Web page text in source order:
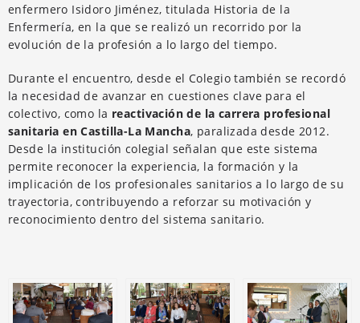
enfermero Isidoro Jiménez, titulada Historia de la
Enfermería, en la que se realizó un recorrido por la
evolución de la profesión a lo largo del tiempo.
Durante el encuentro, desde el Colegio también se recordó
la necesidad de avanzar en cuestiones clave para el
colectivo, como la reactivación de la carrera profesional
sanitaria en Castilla-La Mancha, paralizada desde 2012.
Desde la institución colegial señalan que este sistema
permite reconocer la experiencia, la formación y la
implicación de los profesionales sanitarios a lo largo de su
trayectoria, contribuyendo a reforzar su motivación y
reconocimiento dentro del sistema sanitario.